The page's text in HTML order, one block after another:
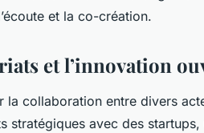
et la co-création.
et l’innovation
la collaboration entre divers
stratégiques avec des